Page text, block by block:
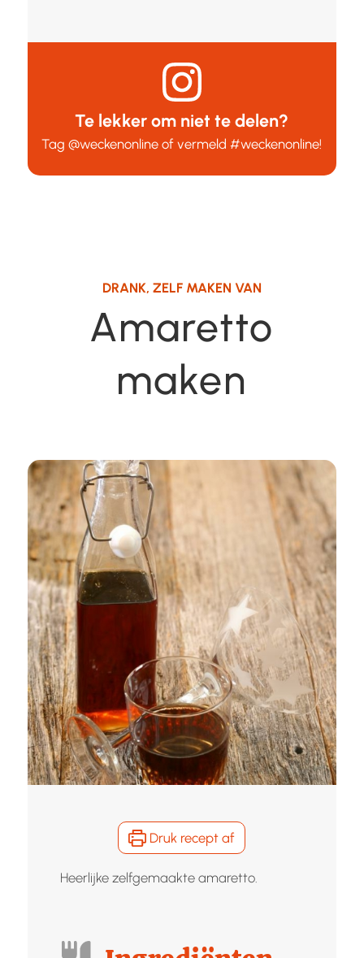
Te lekker om niet te delen?
Tag@weckenonline of vermeld#weckenonline!
DRANK, ZELF MAKEN VAN
Amaretto
maken
Druk recept af
Heerlijke zelfgemaakte amaretto.